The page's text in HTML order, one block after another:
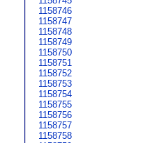
1158746
1158747
1158748
1158749
1158750
1158751
1158752
1158753
1158754
1158755
1158756
1158757
1158758